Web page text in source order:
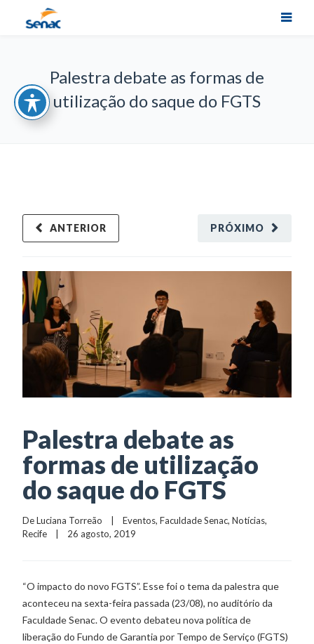
Palestra debate as formas de
utilização do saque do FGTS
PRÓXIMO
ANTERIOR
Palestra debate as
formas de utilização
do saque do FGTS
De Luciana Torreão
    |
Eventos, Faculdade Senac, Notícias
Recife
    |    26 agosto, 2019
“O impacto do novo FGTS”. Esse foi o tema da palestra que
aconteceu na sexta-feira passada (23/08), no auditório da
Faculdade Senac. O evento debateu nova política de
liberação do Fundo de Garantia por Tempo de Serviço (FGTS)